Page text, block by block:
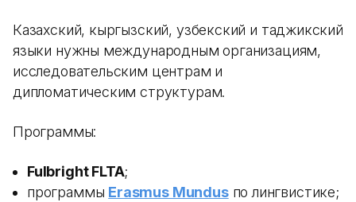
Казахский, кыргызский, узбекский и таджикский
языки нужны международным организациям,
исследовательским центрам и
дипломатическим структурам.
Программы:
Fulbright FLTA;
программы Erasmus Mundusпо лингвистике;